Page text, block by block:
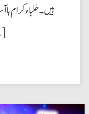
ہیں۔ طلباء کرام